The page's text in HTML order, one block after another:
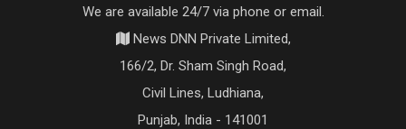
We are available 24/7 via phone or email.
News DNN Private Limited,
166/2, Dr. Sham Singh Road,
Civil Lines, Ludhiana,
Punjab, India - 141001